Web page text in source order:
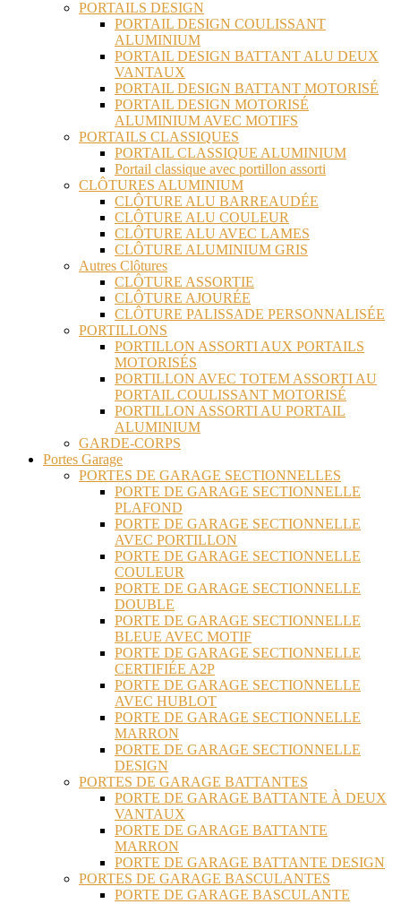
PORTAILS DESIGN
PORTAIL DESIGN COULISSANT
ALUMINIUM
PORTAIL DESIGN BATTANT ALU DEUX
VANTAUX
PORTAIL DESIGN BATTANT MOTORISÉ
PORTAIL DESIGN MOTORISÉ
ALUMINIUM AVEC MOTIFS
PORTAILS CLASSIQUES
PORTAIL CLASSIQUE ALUMINIUM
Portail classique avec portillon assorti
CLÔTURES ALUMINIUM
CLÔTURE ALU BARREAUDÉE
CLÔTURE ALU COULEUR
CLÔTURE ALU AVEC LAMES
CLÔTURE ALUMINIUM GRIS
Autres Clôtures
CLÔTURE ASSORTIE
CLÔTURE AJOURÉE
CLÔTURE PALISSADE PERSONNALISÉE
PORTILLONS
PORTILLON ASSORTI AUX PORTAILS
MOTORISÉS
PORTILLON AVEC TOTEM ASSORTI AU
PORTAIL COULISSANT MOTORISÉ
PORTILLON ASSORTI AU PORTAIL
ALUMINIUM
GARDE-CORPS
Portes Garage
PORTES DE GARAGE SECTIONNELLES
PORTE DE GARAGE SECTIONNELLE
PLAFOND
PORTE DE GARAGE SECTIONNELLE
AVEC PORTILLON
PORTE DE GARAGE SECTIONNELLE
COULEUR
PORTE DE GARAGE SECTIONNELLE
DOUBLE
PORTE DE GARAGE SECTIONNELLE
BLEUE AVEC MOTIF
PORTE DE GARAGE SECTIONNELLE
CERTIFIÉE A2P
PORTE DE GARAGE SECTIONNELLE
AVEC HUBLOT
PORTE DE GARAGE SECTIONNELLE
MARRON
PORTE DE GARAGE SECTIONNELLE
DESIGN
PORTES DE GARAGE BATTANTES
PORTE DE GARAGE BATTANTE À DEUX
VANTAUX
PORTE DE GARAGE BATTANTE
MARRON
PORTE DE GARAGE BATTANTE DESIGN
PORTES DE GARAGE BASCULANTES
PORTE DE GARAGE BASCULANTE